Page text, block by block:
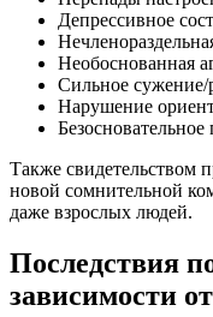
Депрессивное
Необоснованная
Сильное сужение/
Нарушение
Также свидетельством
новой сомнительной
даже взрослых людей.
Последствия
зависимости